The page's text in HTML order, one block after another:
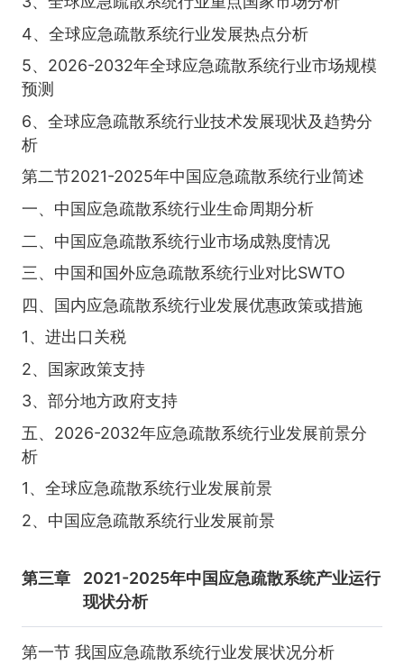
4、全球应急疏散系统行业发展热点分析
5、2026-2032年全球应急疏散系统行业市场规模
预测
6、全球应急疏散系统行业技术发展现状及趋势分
析
第二节2021-2025年中国应急疏散系统行业简述
一、中国应急疏散系统行业生命周期分析
二、中国应急疏散系统行业市场成熟度情况
三、中国和国外应急疏散系统行业对比SWTO
四、国内应急疏散系统行业发展优惠政策或措施
1、进出口关税
2、国家政策支持
3、部分地方政府支持
五、2026-2032年应急疏散系统行业发展前景分
析
1、全球应急疏散系统行业发展前景
2、中国应急疏散系统行业发展前景
第三章
2021-2025年中国应急疏散系统产业运行
现状分析
第一节 我国应急疏散系统行业发展状况分析